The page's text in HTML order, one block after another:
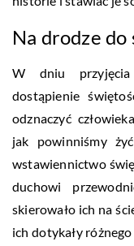
Na drodze do
W dniu
dostąpienie
odznaczyć
jak powinniśmy
wstawiennictwo
duchowi
skierowało ich na
ich dotykały